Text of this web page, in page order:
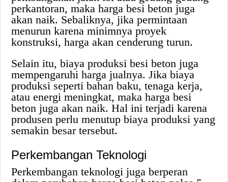
perkantoran, maka harga besi beton juga
akan naik. Sebaliknya, jika permintaan
menurun karena minimnya proyek
konstruksi, harga akan cenderung turun.
Selain itu, biaya produksi besi beton juga
mempengaruhi harga jualnya. Jika biaya
produksi seperti bahan baku, tenaga kerja,
atau energi meningkat, maka harga besi
beton juga akan naik. Hal ini terjadi karena
produsen perlu menutup biaya produksi yang
semakin besar tersebut.
Perkembangan Teknologi
Perkembangan teknologi juga berperan